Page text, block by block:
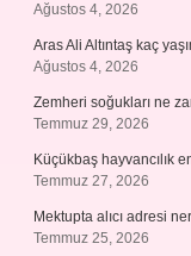
Ağustos 4, 2026
Aras Ali Altıntaş kaç
Ağustos 4, 2026
Zemheri soğukları ne
Temmuz 29, 2026
Küçükbaş hayvancılık
Temmuz 27, 2026
Mektupta alıcı adresi
Temmuz 25, 2026